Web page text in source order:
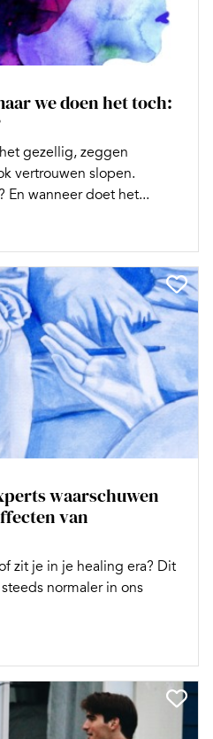
we doen het toch:
gezellig, zeggen
vertrouwen slopen.
En wanneer doet het...
waarschuwen
van
zit je in je healing era? Dit
normaler in ons